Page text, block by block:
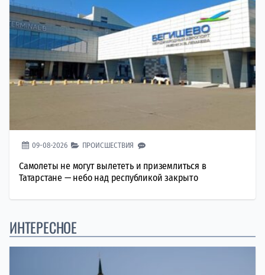
09-08-2026 ПРОИСШЕСТВИЯ
Самолеты не могут вылететь и приземлиться в
Татарстане — небо над республикой закрыто
ИНТЕРЕСНОЕ